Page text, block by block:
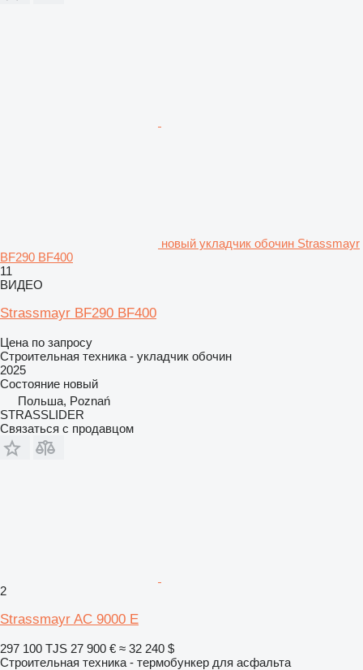
новый укладчик обочин Strassmayr
BF290 BF400
11
ВИДЕО
Strassmayr BF290 BF400
Цена по запросу
Строительная техника - укладчик обочин
2025
Состояние новый
Польша, Poznań
STRASSLIDER
Связаться с продавцом
2
Strassmayr AC 9000 E
297 100 TJS 27 900 € ≈ 32 240 $
Строительная техника - термобункер для асфальта